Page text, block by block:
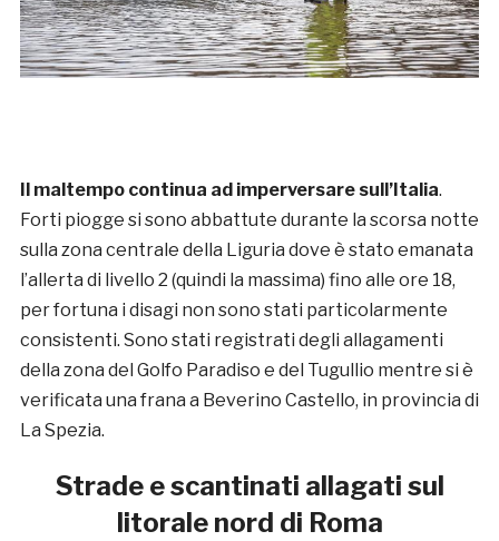
Il maltempo continua ad imperversare sull’Italia.
Forti piogge si sono abbattute durante la scorsa notte
sulla zona centrale della Liguria dove è stato emanata
l’allerta di livello 2 (quindi la massima) fino alle ore 18,
per fortuna i disagi non sono stati particolarmente
consistenti. Sono stati registrati degli allagamenti
della zona del Golfo Paradiso e del Tugullio mentre si è
verificata una frana a Beverino Castello, in provincia di
La Spezia.
Strade e scantinati allagati sul
litorale nord di Roma